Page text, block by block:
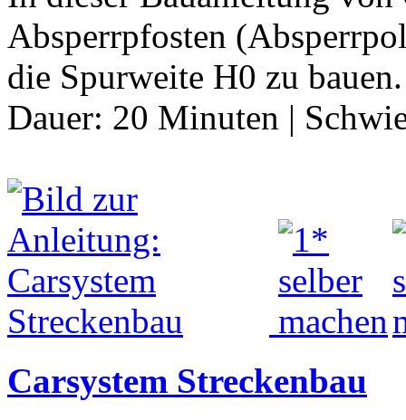
Absperrpfosten
die Spurweite H0 zu
Dauer: 20 Minuten |
Carsystem Streckenbau